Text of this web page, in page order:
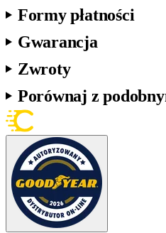
Formy płatności
Gwarancja
Zwroty
Porównaj z